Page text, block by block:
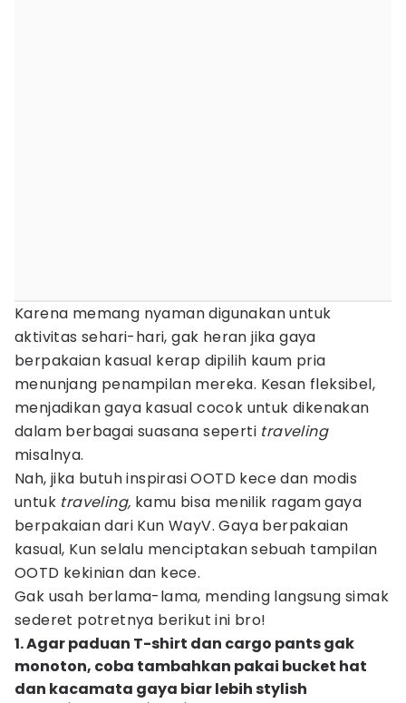
Karena memang nyaman digunakan untuk
aktivitas sehari-hari, gak heran jika gaya
berpakaian kasual kerap dipilih kaum pria
menunjang penampilan mereka. Kesan fleksibel,
menjadikan gaya kasual cocok untuk dikenakan
dalam berbagai suasana seperti traveling
misalnya.
Nah, jika butuh inspirasi OOTD kece dan modis
untuk traveling, kamu bisa menilik ragam gaya
berpakaian dari Kun WayV. Gaya berpakaian
kasual, Kun selalu menciptakan sebuah tampilan
OOTD kekinian dan kece.
Gak usah berlama-lama, mending langsung simak
sederet potretnya berikut ini bro!
1. Agar paduan T-shirt dan cargo pants gak
monoton, coba tambahkan pakai bucket hat
dan kacamata gaya biar lebih stylish